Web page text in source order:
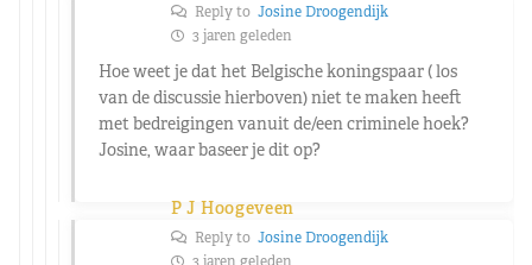
Reply to Josine Droogendijk
3 jaren geleden
Hoe weet je dat het Belgische koningspaar ( los
van de discussie hierboven) niet te maken heeft
met bedreigingen vanuit de/een criminele hoek?
Josine, waar baseer je dit op?
P J Hoogeveen
Reply to Josine Droogendijk